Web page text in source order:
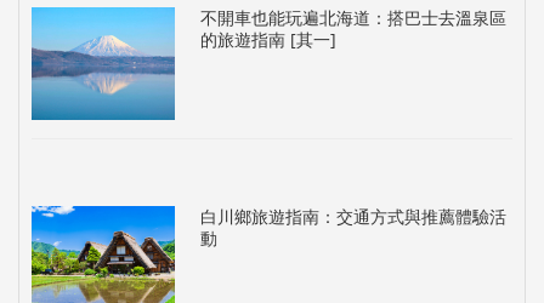
不開車也能玩遍北海道：搭巴士去溫泉區
的旅遊指南 [其一]
白川鄉旅遊指南：交通方式與推薦體驗活
動